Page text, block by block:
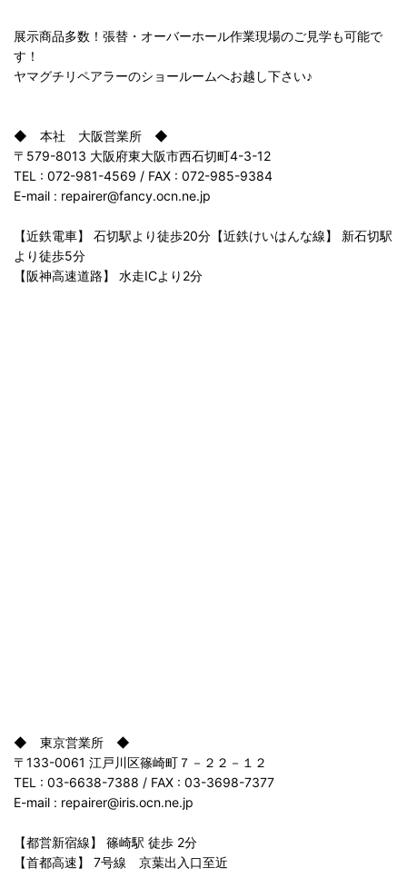
展示商品多数！張替・オーバーホール作業現場のご見学も可能で
す！
ヤマグチリペアラーのショールームへお越し下さい♪
◆ 本社 大阪営業所 ◆
〒579-8013 大阪府東大阪市西石切町4-3-12
TEL : 072-981-4569 / FAX : 072-985-9384
E-mail : repairer@fancy.ocn.ne.jp
【近鉄電車】 石切駅より徒歩20分【近鉄けいはんな線】 新石切駅
より徒歩5分
【阪神高速道路】 水走ICより2分
◆ 東京営業所 ◆
〒133-0061 江戸川区篠崎町７－２２－１２
TEL : 03-6638-7388 / FAX : 03-3698-7377
E-mail : repairer@iris.ocn.ne.jp
【都営新宿線】 篠崎駅 徒歩 2分
【首都高速】 7号線 京葉出入口至近